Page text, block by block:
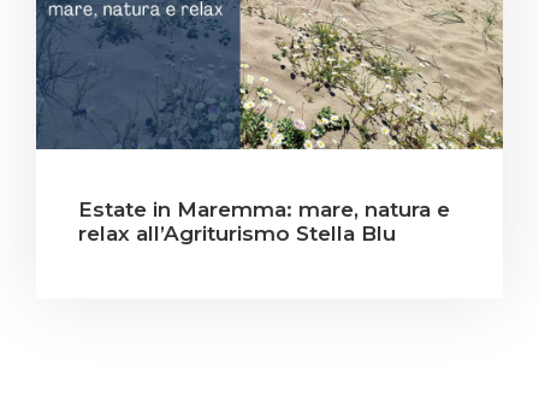
Estate in Maremma: mare, natura e
relax all’Agriturismo Stella Blu